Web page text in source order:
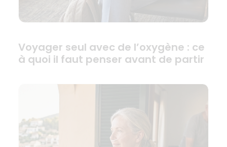
Voyager seul avec de l’oxygène : ce
à quoi il faut penser avant de partir